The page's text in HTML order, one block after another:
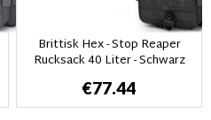
Brittisk Hex - Stop Reaper
Rucksack 40 Liter - Schwarz
€77.44